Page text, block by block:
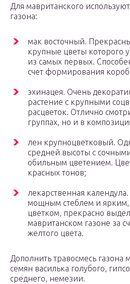
Для мавританского
газона:
мак восточный.
крупные цветы которого
из самых первых.
счет формирования
эхинацея. Очень
растение с крупными
расцветок. Отлично
группах, но и в
лен крупноцветковый.
средней высоты с
обильным цветением.
красных тонов;
лекарственная
мощным стеблем и
цветком, прекрасно
мавританском газоне за
желтого цвета.
Дополнить травосмесь
семян василька голубого,
среднего, немезии.